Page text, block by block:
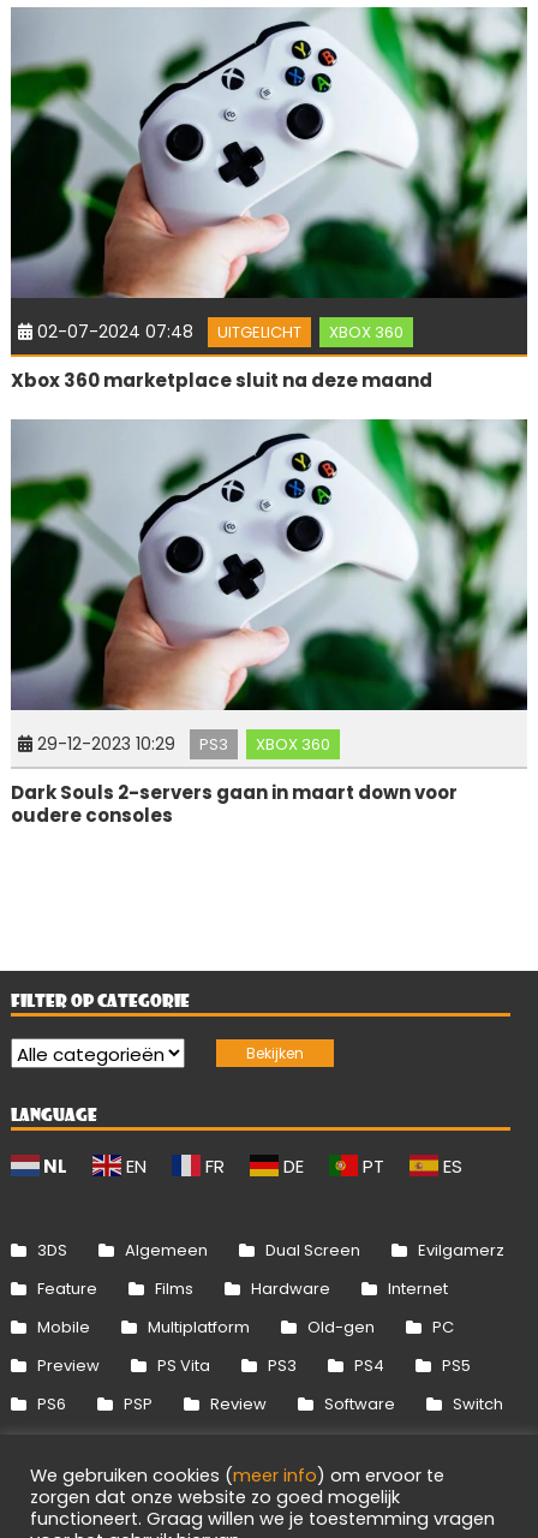
02-07-2024 07:48 UITGELICHT XBOX 360
Xbox 360 marketplace sluit na deze maand
29-12-2023 10:29 PS3 XBOX 360
Dark Souls 2-servers gaan in maart down voor
oudere consoles
FILTER OP CATEGORIE
LANGUAGE
NL EN FR DE PT ES
3DS Algemeen Dual Screen
Evilgamerz
Feature
Films Hardware
Internet
Mobile
Multiplatform Old-gen
PC
Preview
PS Vita PS3 PS4
PS5
PS6
PSP Review Software
Switch
Xbox 360
Xbox One Xbox Series
We gebruiken cookies (meer info) om ervoor te
zorgen dat onze website zo goed mogelijk
functioneert. Graag willen we je toestemming vragen